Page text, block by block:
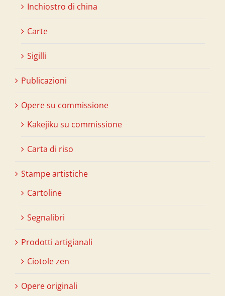
Inchiostro di china
Carte
Sigilli
Publicazioni
Opere su commissione
Kakejiku su commissione
Carta di riso
Stampe artistiche
Cartoline
Segnalibri
Prodotti artigianali
Ciotole zen
Opere originali